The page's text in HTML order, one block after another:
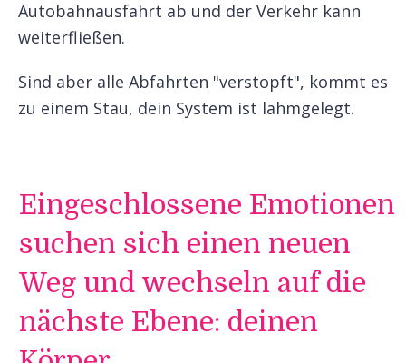
Autobahnausfahrt ab und der Verkehr kann
weiterfließen.
Sind aber alle Abfahrten "verstopft", kommt es
zu einem Stau, dein System ist lahmgelegt.
Eingeschlossene Emotionen
suchen sich einen neuen
Weg und wechseln auf die
nächste Ebene: deinen